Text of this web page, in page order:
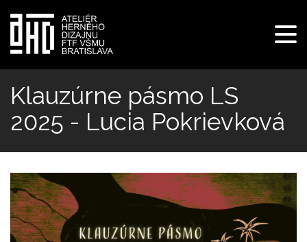
Skočiť
hlavný
obsah
Klauzúrne pásmo LS
2025 - Lucia Pokrievková